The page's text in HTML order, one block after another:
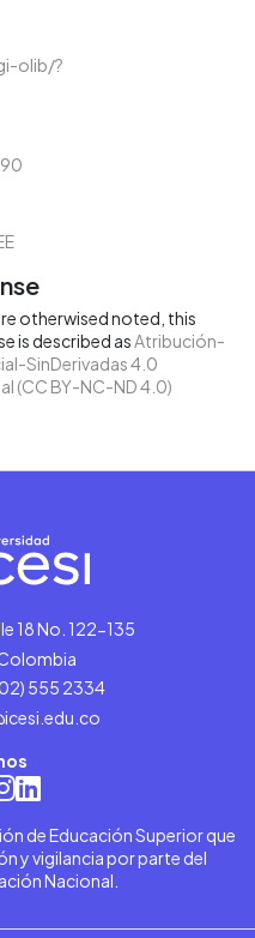
olib/?
otherwised noted, this
is described asAtribución-
SinDerivadas 4.0
(CC BY-NC-ND 4.0)
18 No. 122-135
555 2334
de Educación Superior que
y vigilancia por parte del
Nacional.